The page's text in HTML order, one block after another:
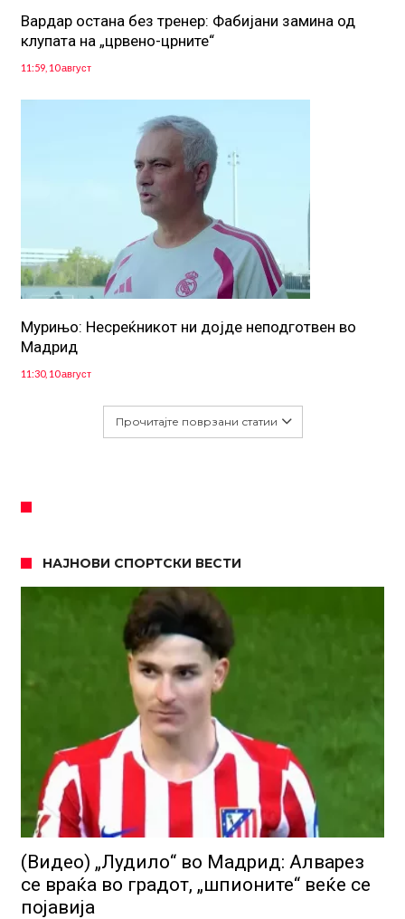
Вардар остана без тренер: Фабијани замина од
клупата на „црвено-црните“
11:59, 10 август
Мурињо: Несреќникот ни дојде неподготвен во
Мадрид
11:30, 10 август
Прочитајте поврзани статии
НАЈНОВИ СПОРТСКИ ВЕСТИ
(Видео) „Лудило“ во Мадрид: Алварез
се враќа во градот, „шпионите“ веќе се
појавија